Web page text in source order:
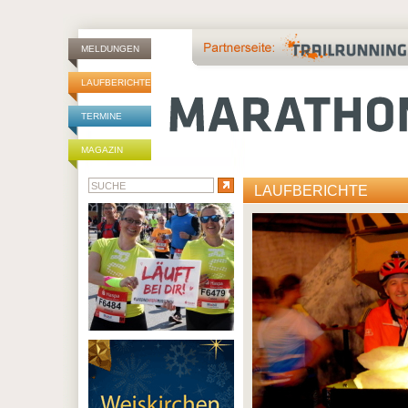
MELDUNGEN
LAUFBERICHTE
TERMINE
MAGAZIN
LAUFBERICHTE